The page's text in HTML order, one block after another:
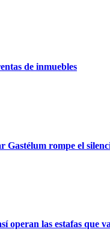
de inmuebles
Gastélum rompe el
operan las estafas que